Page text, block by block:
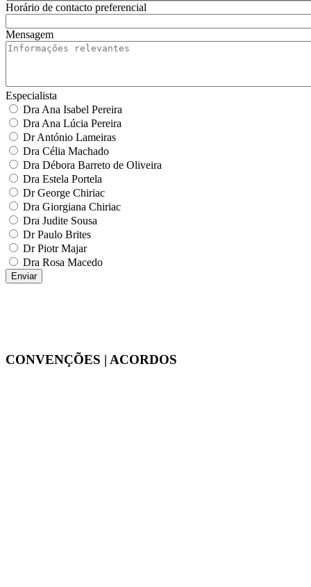
Horário de contacto preferencial
Mensagem
Especialista
Dra Ana Isabel Pereira
Dra Ana Lúcia Pereira
Dr António Lameiras
Dra Célia Machado
Dra Débora Barreto de Oliveira
Dra Estela Portela
Dr George Chiriac
Dra Giorgiana Chiriac
Dra Judite Sousa
Dr Paulo Brites
Dr Piotr Majar
Dra Rosa Macedo
CONVENÇÕES | ACORDOS